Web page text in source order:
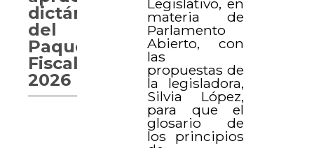
Legislativo, en
materia de
Parlamento
Abierto, con
las
propuestas de
la legisladora,
Silvia López,
para que el
glosario de
los principios
dictámenes
del
Paquete
Fiscal
2026